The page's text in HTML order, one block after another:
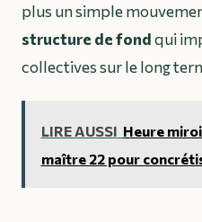
plus un simple
structure de fondqui
collectives sur le long
LIRE AUSSI Heure
maître 22 pour